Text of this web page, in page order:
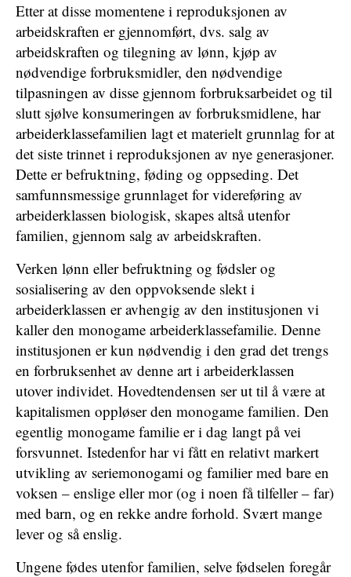
Etter at disse momentene i reproduksjonen av
arbeidskraften er gjennomført, dvs. salg av
arbeidskraften og tilegning av lønn, kjøp av
nødvendige forbruksmidler, den nødvendige
tilpasningen av disse gjennom forbruksarbeidet og til
slutt sjølve konsumeringen av forbruksmidlene, har
arbeiderklassefamilien lagt et materielt grunnlag for at
det siste trinnet i reproduksjonen av nye generasjoner.
Dette er befruktning, føding og oppseding. Det
samfunnsmessige grunnlaget for videreføring av
arbeiderklassen biologisk, skapes altså utenfor
familien, gjennom salg av arbeidskraften.
Verken lønn eller befruktning og fødsler og
sosialisering av den oppvoksende slekt i
arbeiderklassen er avhengig av den institusjonen vi
kaller den monogame arbeiderklassefamilie. Denne
institusjonen er kun nødvendig i den grad det trengs
en forbruksenhet av denne art i arbeiderklassen
utover individet. Hovedtendensen ser ut til å være at
kapitalismen oppløser den monogame familien. Den
egentlig monogame familie er i dag langt på vei
forsvunnet. Istedenfor har vi fått en relativt markert
utvikling av seriemonogami og familier med bare en
voksen – enslige eller mor (og i noen få tilfeller – far)
med barn, og en rekke andre forhold. Svært mange
lever og så enslig.
Ungene fødes utenfor familien, selve fødselen foregår